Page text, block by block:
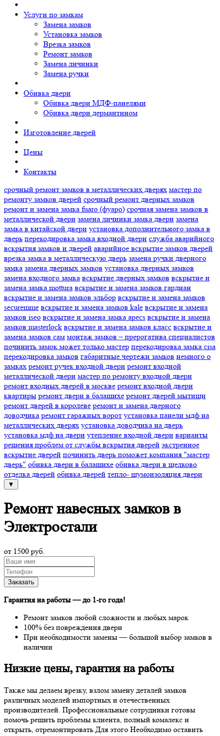
Услуги по замкам
Замена замков
Установка замков
Врезка замков
Ремонт замков
Замена личинки
Замена ручки
Обивка двери
Обивка двери МДФ-панелями
Обивка двери дермантином
Изготовление дверей
Цены
Контакты
срочный ремонт замков в металлических дверях мастер по
ремонту замков дверей срочный ремонт дверных замков
ремонт и замена замка fuaro (фуаро) срочная замена замков в
металлической двери замена личинки замка двери замена
замка в китайской двери установка дополнительного замка в
дверь перекодировка замка входной двери служба аварийного
вскрытия замков и дверей аварийное вскрытие замков дверей
врезка замка в металлическую дверь замена ручки дверного
замка замена дверных замков установка дверных замков
замена входного замка вскрытие дверных замков вскрытие и
замена замка mottura вскрытие и замена замков гардиан
вскрытие и замена замков эльбор вскрытие и замена замков
securemme вскрытие и замена замков kale вскрытие и замена
замков iseo вскрытие и замена замка apecs вскрытие и замена
замков masterlock вскрытие и замена замков класс вскрытие и
замена замков сам монтаж замков – прерогатива специалистов
починить замок может только мастер перекодировка замка cisa
перекодировка замков габаритные чертежи замков немного о
замках ремонт ручек входной двери ремонт входной
металлической двери мастер по ремонту входной двери
ремонт входных дверей в москве ремонт входной двери
квартиры ремонт двери в балашихе ремонт дверей мытищи
ремонт дверей в королеве ремонт и замена дверного
доводчика ремонт гаражных ворот установка панели мдф на
металлических дверях установка доводчика на дверь
установка мдф на двери утепление входной двери варианты
решения проблем от службы вскрытия дверей экстренное
вскрытие дверей починить дверь поможет компания "мастер
дверь" обивка двери в балашихе обивка двери в щелково
отделка дверей обивка дверей тепло- шумоизоляция двери
▼
Ремонт навесных замков в
Электростали
от 1500 руб.
Гарантия на работы —до 1-го года!
Ремонт замков любой сложности и любых марок
100% без повреждения двери
При необходимости замены — большой выбор замков в
наличии
Низкие цены, гарантия на работы
Также мы делаем врезку, взлом замену деталей замков
различных моделей импортных и отечественных
производителей. Профессиональные сотрудники готовы
помочь решить проблемы клиента, полный комалекс и
открыть, отремонтировать Для этого Необходимо оставить